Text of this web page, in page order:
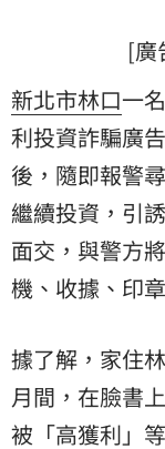
[廣
新北市林口一
利投資詐騙廣
後，隨即報警
繼續投資，引
面交，與警方
機、收據、印
據了解，家住
月間，在臉書
被「高獲利」